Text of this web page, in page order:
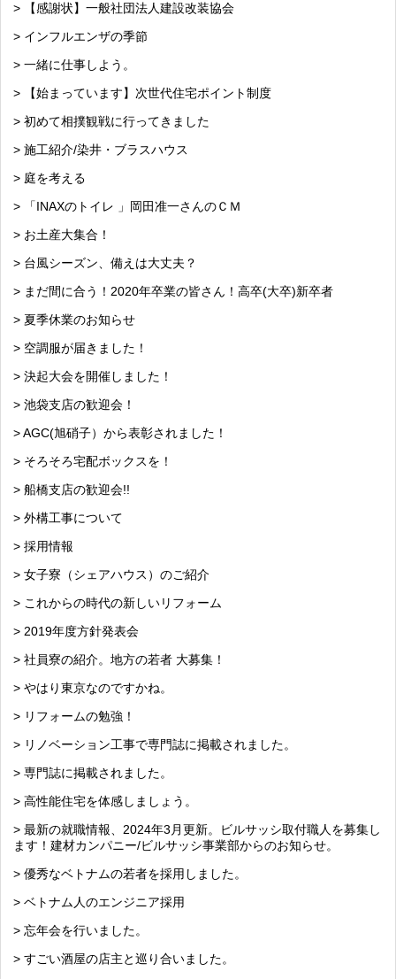
> 【感謝状】一般社団法人建設改装協会
> インフルエンザの季節
> 一緒に仕事しよう。
> 【始まっています】次世代住宅ポイント制度
> 初めて相撲観戦に行ってきました
> 施工紹介/染井・ブラスハウス
> 庭を考える
> 「INAXのトイレ 」岡田准一さんのＣＭ
> お土産大集合！
> 台風シーズン、備えは大丈夫？
> まだ間に合う！2020年卒業の皆さん！高卒(大卒)新卒者
> 夏季休業のお知らせ
> 空調服が届きました！
> 決起大会を開催しました！
> 池袋支店の歓迎会！
> AGC(旭硝子）から表彰されました！
> そろそろ宅配ボックスを！
> 船橋支店の歓迎会!!
> 外構工事について
> 採用情報
> 女子寮（シェアハウス）のご紹介
> これからの時代の新しいリフォーム
> 2019年度方針発表会
> 社員寮の紹介。地方の若者 大募集！
> やはり東京なのですかね。
> リフォームの勉強！
> リノベーション工事で専門誌に掲載されました。
> 専門誌に掲載されました。
> 高性能住宅を体感しましょう。
> 最新の就職情報、2024年3月更新。ビルサッシ取付職人を募集し
ます！建材カンパニー/ビルサッシ事業部からのお知らせ。
> 優秀なベトナムの若者を採用しました。
> ベトナム人のエンジニア採用
> 忘年会を行いました。
> すごい酒屋の店主と巡り合いました。